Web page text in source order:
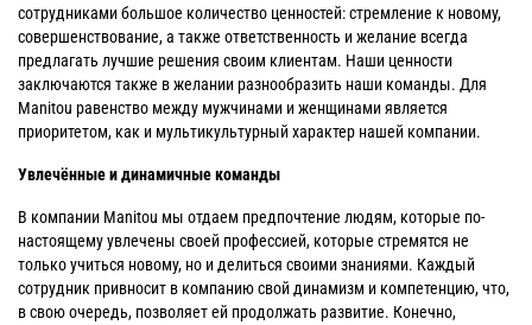
сотрудниками большое количество ценностей: стремление к новому,
совершенствование, а также ответственность и желание всегда
предлагать лучшие решения своим клиентам. Наши ценности
заключаются также в желании разнообразить наши команды. Для
Manitou равенство между мужчинами и женщинами является
приоритетом, как и мультикультурный характер нашей компании.
Увлечённые и динамичные команды
В компании Manitou мы отдаем предпочтение людям, которые по-
настоящему увлечены своей профессией, которые стремятся не
только учиться новому, но и делиться своими знаниями. Каждый
сотрудник привносит в компанию свой динамизм и компетенцию, что,
в свою очередь, позволяет ей продолжать развитие. Конечно,